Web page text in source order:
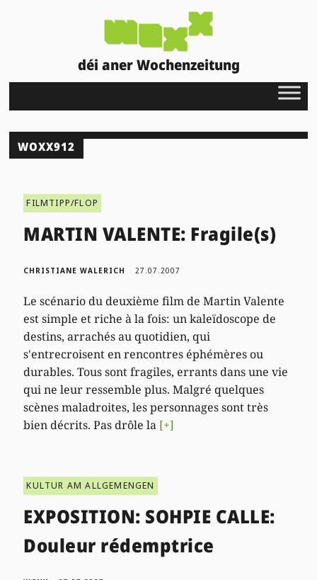
déi aner Wochenzeitung
WOXX912
FILMTIPP/FLOP
MARTIN VALENTE: Fragile(s)
CHRISTIANE WALERICH 27.07.2007
Le scénario du deuxième film de Martin Valente
est simple et riche à la fois: un kaleïdoscope de
destins, arrachés au quotidien, qui
s'entrecroisent en rencontres éphémères ou
durables. Tous sont fragiles, errants dans une vie
qui ne leur ressemble plus. Malgré quelques
scènes maladroites, les personnages sont très
bien décrits. Pas drôle la [+]
KULTUR AM ALLGEMENGEN
EXPOSITION: SOHPIE CALLE:
Douleur rédemptrice